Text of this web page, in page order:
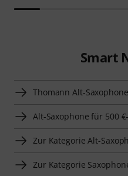
Smart
Thomann Alt-
Alt-Saxophone für 500
Zur Kategorie Alt-
Zur Kategorie